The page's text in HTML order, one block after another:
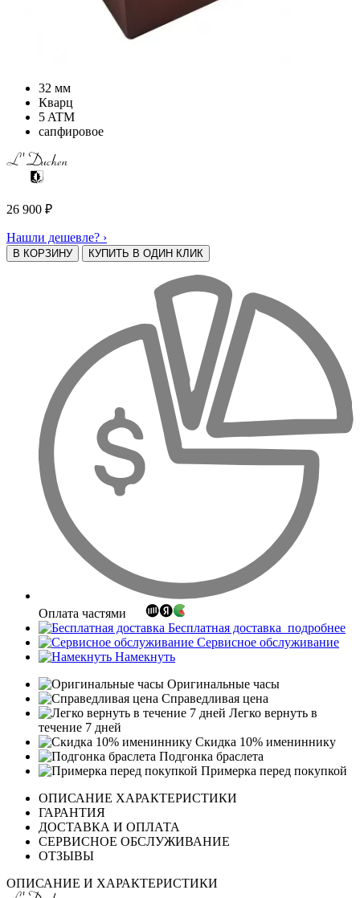
32 мм
Кварц
5 ATM
сапфировое
26 900 ₽
Нашли дешевле? ›
В КОРЗИНУ КУПИТЬ В ОДИН КЛИК
Оплата частями
Бесплатная доставка подробнее
Сервисное обслуживание
Намекнуть
Оригинальные часы
Справедливая цена
Легко вернуть в
течение 7 дней
Скидка 10% имениннику
Подгонка браслета
Примерка перед покупкой
ОПИСАНИЕ ХАРАКТЕРИСТИКИ
ГАРАНТИЯ
ДОСТАВКА И ОПЛАТА
СЕРВИСНОЕ ОБСЛУЖИВАНИЕ
ОТЗЫВЫ
ОПИСАНИЕ И ХАРАКТЕРИСТИКИ